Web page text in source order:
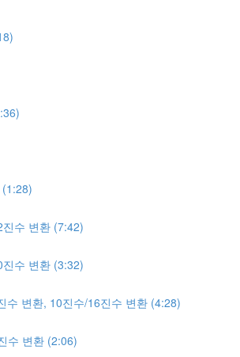
수 변환 (7:42)
수 변환 (3:32)
수 변환, 10진수/16진수 변환 (4:28)
수 변환 (2:06)